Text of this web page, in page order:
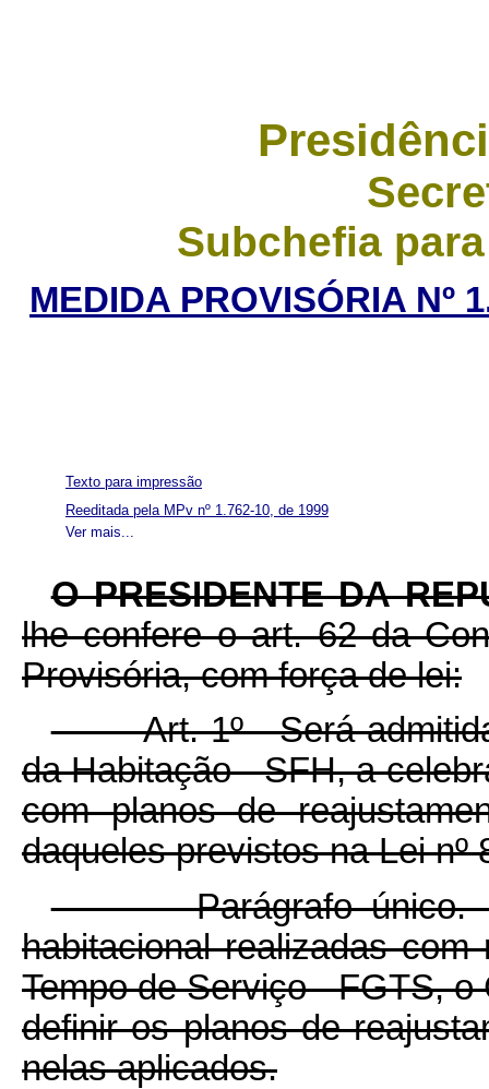
Subchefia
MEDIDA PROVISÓRIA Nº
Ver mais...
Texto para impressão
Reeditada pela MPv nº 1.762-10, de 1999
O PRESIDENTE DA
lhe confere o art. 62 da
Provisória, com força de lei:
Art. 1º Será admitida,
da Habitação - SFH, a
com planos de
daqueles previstos na Lei nº
Parágrafo único.
habitacional realizadas
Tempo de Serviço - FGTS,
definir os planos de
nelas aplicados.